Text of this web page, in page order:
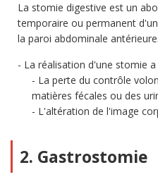
La stomie digestive est un
temporaire ou permanent
la paroi abdominale antérieure.
La réalisation d'une stomie
La perte du contrôle
matières fécales ou des
L'altération de l'image
2. Gastrostomie